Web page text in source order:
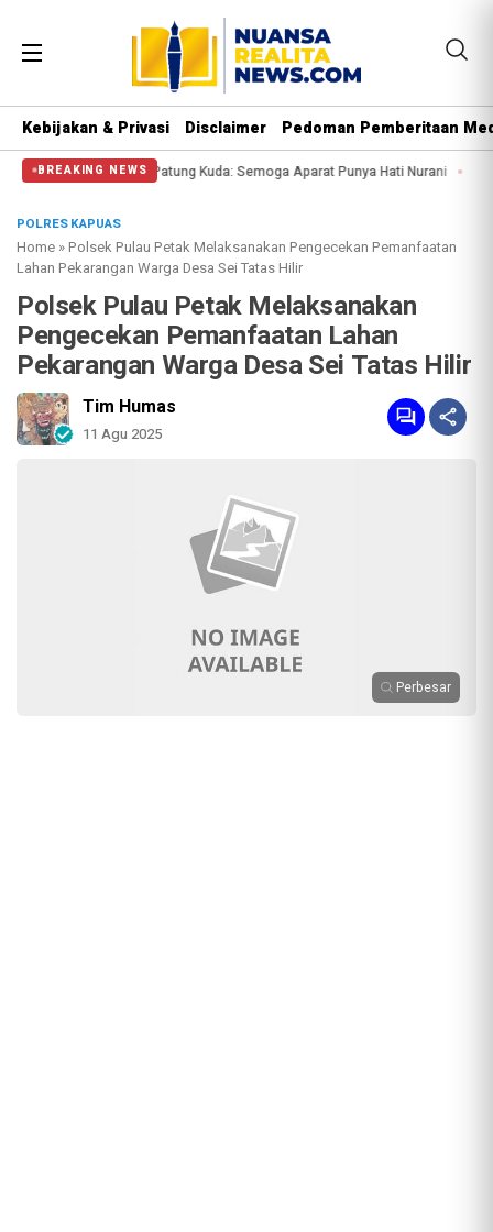
Kebijakan & Privasi Disclaimer Pedoman Pemberitaan
BREAKING NEWS
di Patung Kuda: Semoga Aparat Punya Hati Nurani Massa Reuni
POLRES KAPUAS
Home »Polsek Pulau Petak Melaksanakan Pengecekan Pemanfaatan
Lahan Pekarangan Warga Desa Sei Tatas Hilir
Polsek Pulau Petak Melaksanakan
Pengecekan Pemanfaatan Lahan
Pekarangan Warga Desa Sei Tatas Hilir
Tim Humas
11 Agu 2025
Perbesar